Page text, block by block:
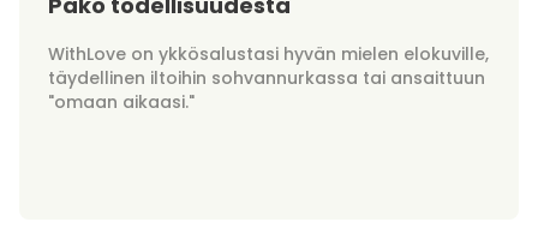
WithLove on ykkösalustasi hyvän mielen elokuville,
täydellinen iltoihin sohvannurkassa tai ansaittuun
"omaan aikaasi."